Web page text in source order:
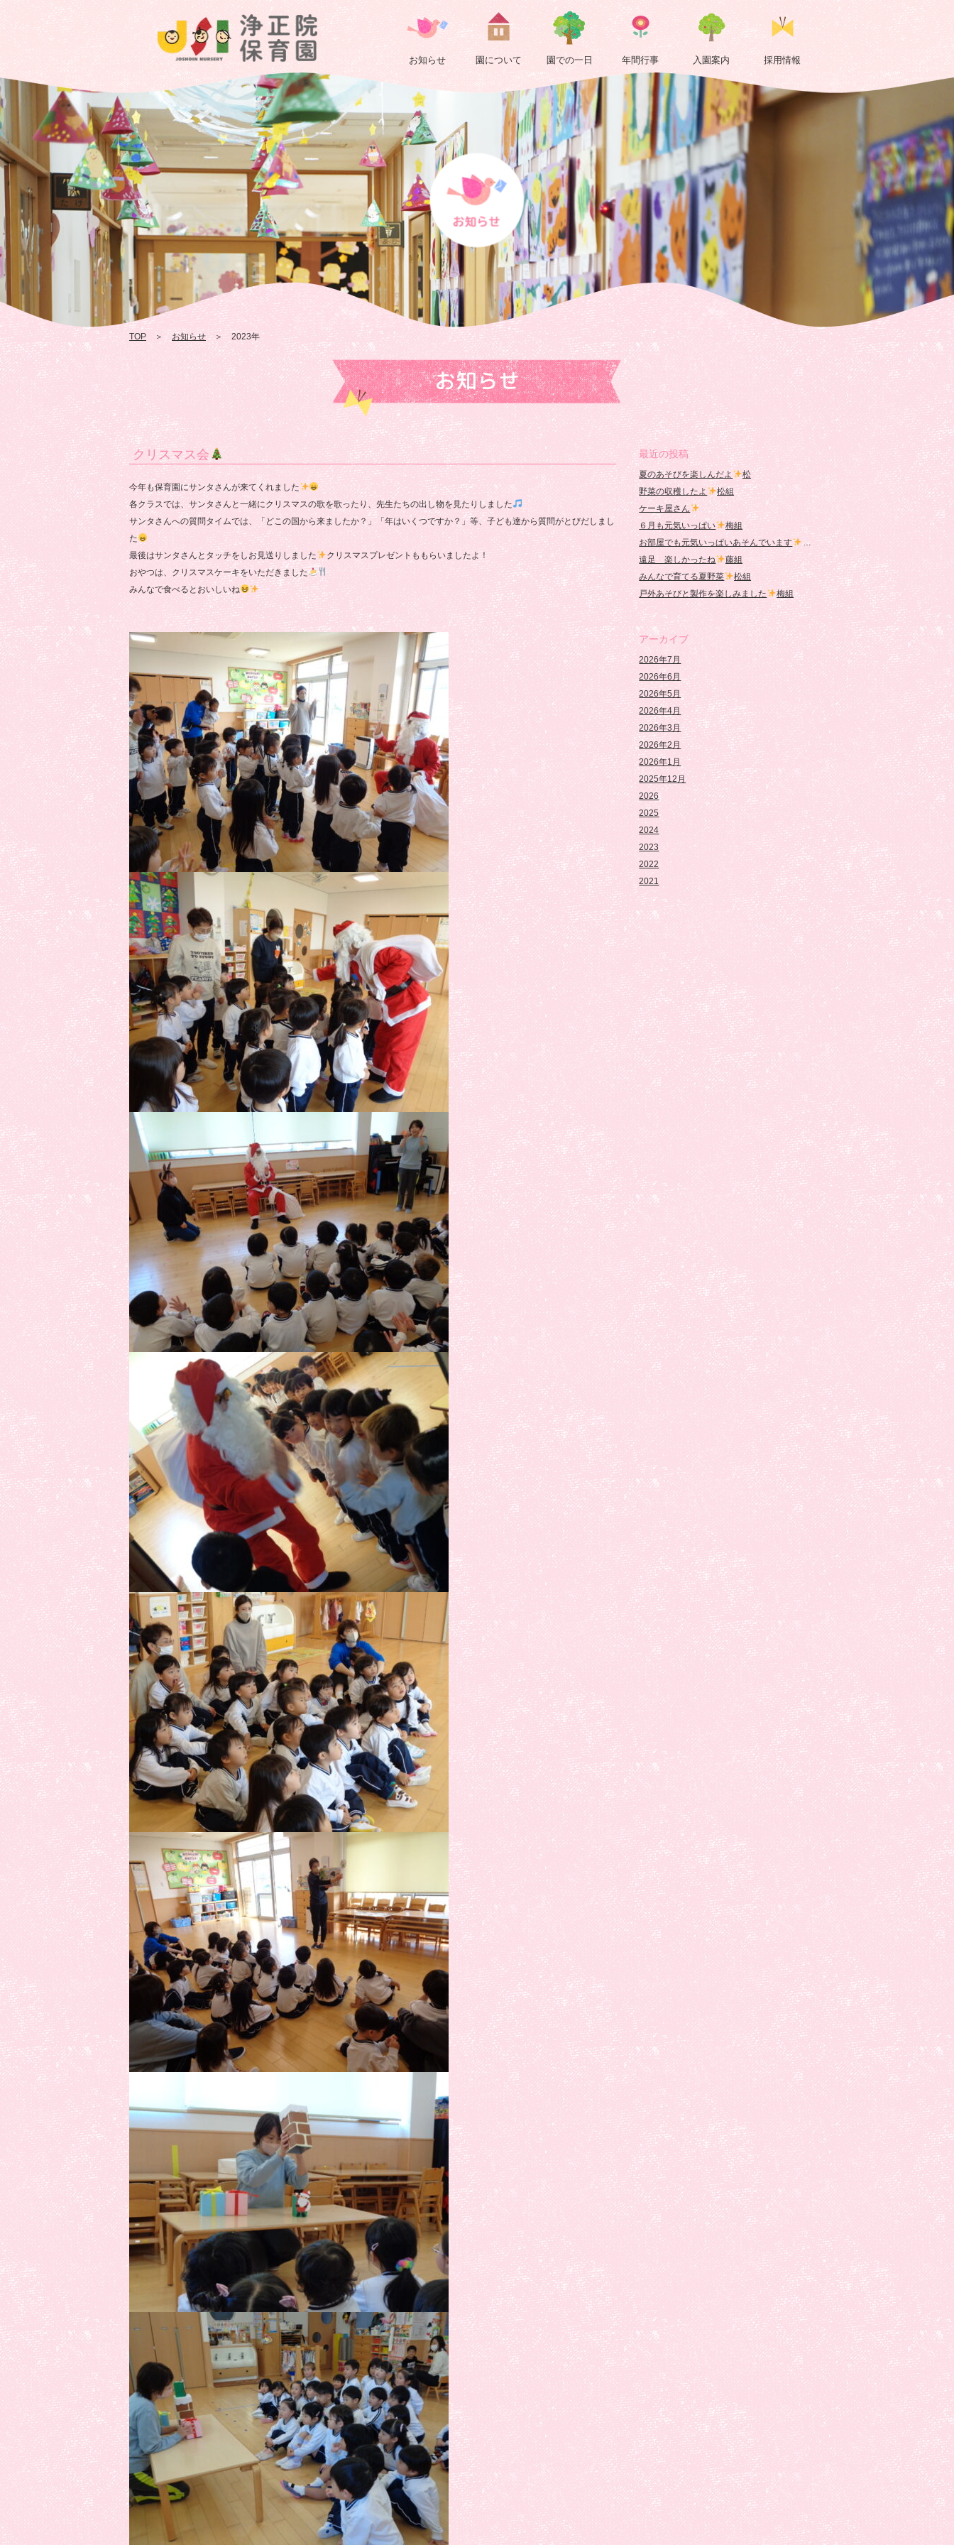
浄
正
院
保
園
お知らせ 園について 園での一日 年間行事 入園案内 採用情報
TOP ＞ お知らせ＞ 2023年
お知らせ
クリスマス会
今年も保育園にサンタさんが来てくれました
各クラスでは、サンタさんと一緒にクリスマスの歌を歌ったり、先生たちの出し物を見たりしました
サンタさんへの質問タイムでは、「どこの国から来ましたか？」「年はいくつですか？」等、子ども達から質問がとびだしまし
た
最後はサンタさんとタッチをしお見送りしました
クリスマスプレゼントももらいましたよ！
おやつは、クリスマスケーキをいただきました
みんなで食べるとおいしいね
最近の投稿
夏のあそびを楽しんだよ
松
野菜の収穫したよ
松組
ケーキ屋さん
６月も元気いっぱい
梅組
お部屋でも元気いっぱいあそんでいます
桜組
遠足 楽しかったね
藤組
みんなで育てる夏野菜
松組
戸外あそびと製作を楽しみました
梅組
アーカイブ
2026年7月
2026年6月
2026年5月
2026年4月
2026年3月
2026年2月
2026年1月
2025年12月
2026
2025
2024
2023
2022
2021